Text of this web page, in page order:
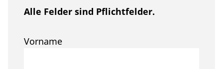
Alle Felder sind Pflichtfelder.
Vorname